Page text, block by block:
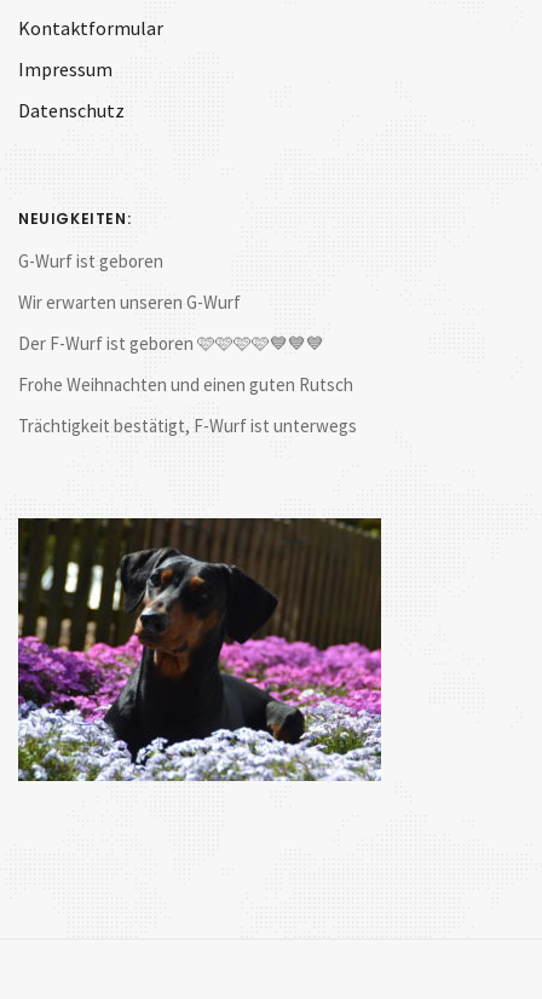
Kontaktformular
Impressum
Datenschutz
NEUIGKEITEN:
G-Wurf ist geboren
Wir erwarten unseren G-Wurf
Der F-Wurf ist geboren 🩷🩷🩷🩷💙💙💙
Frohe Weihnachten und einen guten Rutsch
Trächtigkeit bestätigt, F-Wurf ist unterwegs